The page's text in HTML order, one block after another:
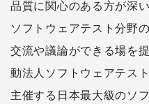
品質に関心のある方が深
ソフトウェアテスト分野
交流や議論ができる場を
動法人ソフトウェアテス
主催する日本最大級のソ